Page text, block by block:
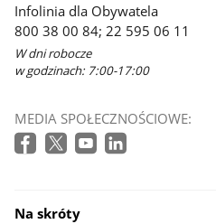
Infolinia dla Obywatela
800 38 00 84; 22 595 06 11
W dni robocze
w godzinach: 7:00-17:00
MEDIA SPOŁECZNOŚCIOWE:
Na skróty